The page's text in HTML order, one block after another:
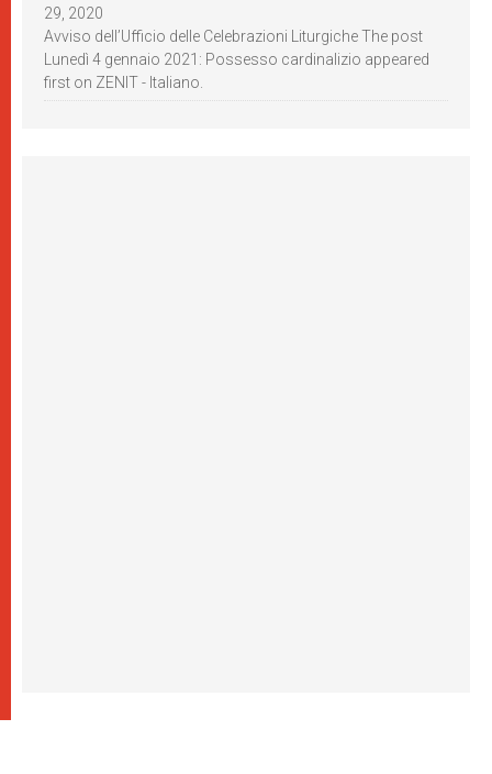
29, 2020
Avviso dell’Ufficio delle Celebrazioni Liturgiche The post
Lunedì 4 gennaio 2021: Possesso cardinalizio appeared
first on ZENIT - Italiano.